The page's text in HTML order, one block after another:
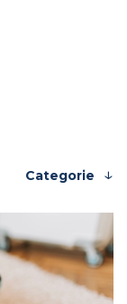
Categorie